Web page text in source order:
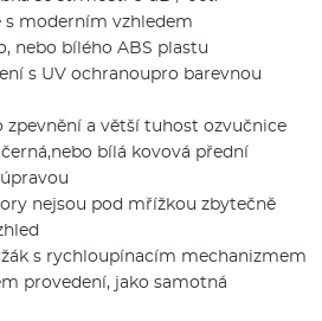
s moderním vzhledem
nebo bílého ABS plastu
s UV ochranoupro barevnou
zpevnění a větší tuhost ozvučnice
bílá kovová přední
nejsou pod mřížkou zbytečně
s rychloupínacím mechanizmem
provedení, jako samotná